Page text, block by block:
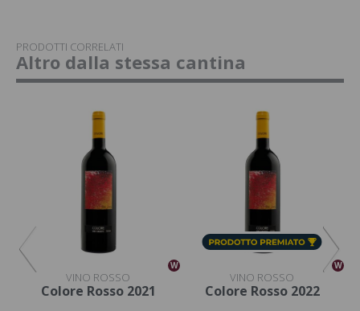
PRODOTTI CORRELATI
Altro dalla stessa cantina
W
VINO ROSSO
Colore Rosso 2021
W
VINO ROSSO
Colore Rosso 2022